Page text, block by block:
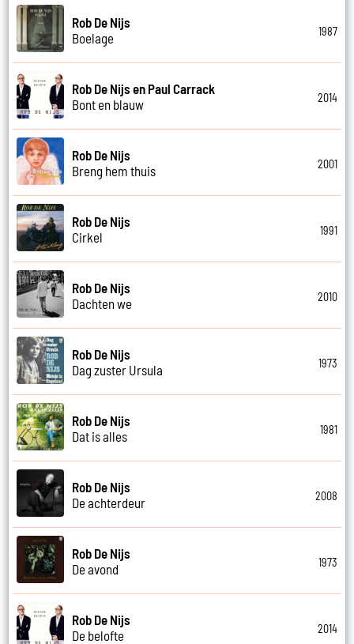
Rob De Nijs
Boelage
1987
Rob De Nijs en Paul Carrack
Bont en blauw
2014
Rob De Nijs
Breng hem thuis
2001
Rob De Nijs
Cirkel
1991
Rob De Nijs
Dachten we
2010
Rob De Nijs
Dag zuster Ursula
1973
Rob De Nijs
Dat is alles
1981
Rob De Nijs
De achterdeur
2008
Rob De Nijs
De avond
1973
Rob De Nijs
De belofte
2014